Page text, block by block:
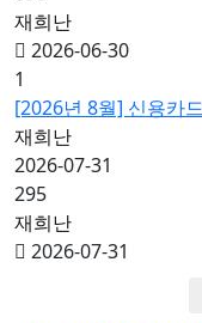
재희난
2026-06-30
1
[2026년 8월] 신용카
재희난
2026-07-31
295
재희난
2026-07-31